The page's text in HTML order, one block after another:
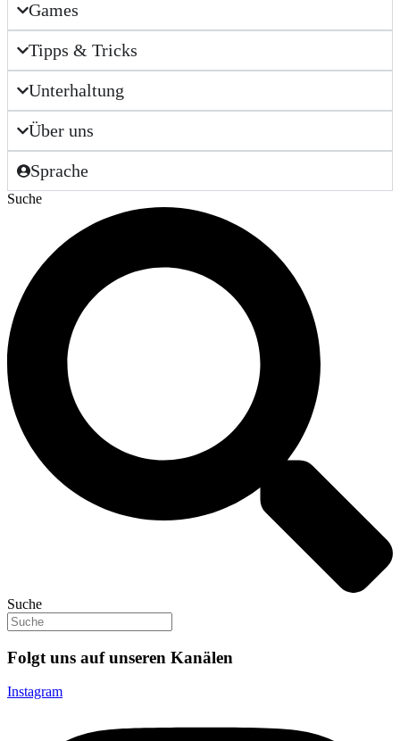
Games
Tipps & Tricks
Unterhaltung
Über uns
Sprache
Suche
Suche
Folgt uns auf unseren Kanälen
Instagram